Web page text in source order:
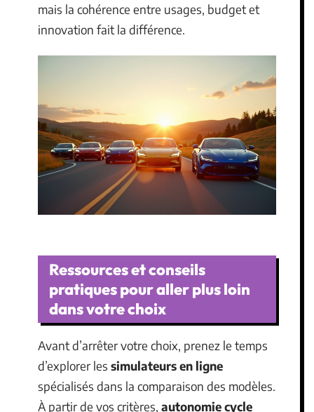
mais la cohérence entre usages, budget et
innovation fait la différence.
Ressources et conseils
pratiques pour aller plus loin
dans votre choix
Avant d’arrêter votre choix, prenez le temps
d’explorer les simulateurs en ligne
spécialisés dans la comparaison des modèles.
À partir de vos critères, autonomie cycle